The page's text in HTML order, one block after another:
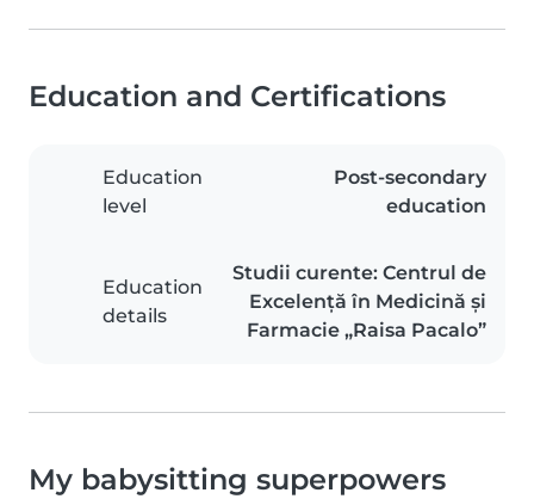
Education and Certifications
Education
level
Post-secondary
education
Education
details
Studii curente: Centrul de
Excelență în Medicină și
Farmacie „Raisa Pacalo”
My babysitting superpowers